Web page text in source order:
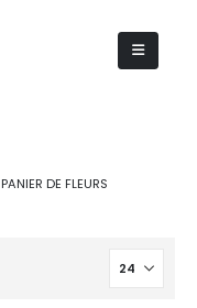
PANIER DE FLEURS